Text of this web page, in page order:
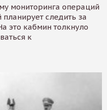
мониторинга операций
следить за
это кабмин толкнуло
к